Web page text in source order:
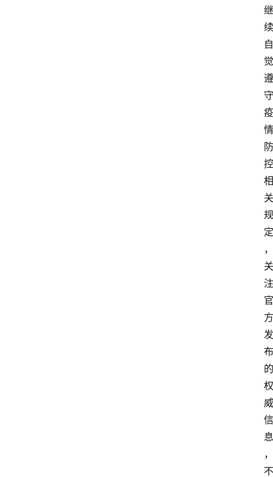
继
续
自
觉
遵
守
疫
情
防
控
相
关
规
定
，
关
注
官
方
发
布
的
权
威
信
息
，
不